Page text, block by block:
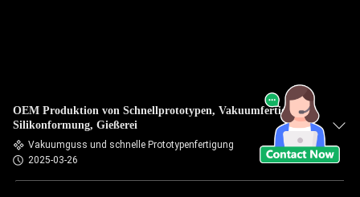
OEM Produktion von Schnellprototypen, Vakuumfertigung,
Silikonformung, Gießerei
Vakuumguss und schnelle Prototypenfertigung
2025-03-26